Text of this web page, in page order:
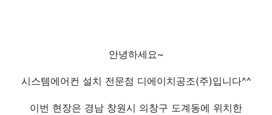
안녕하세요~
시스템에어컨 설치 전문점 디에이치공조(주)입니다^^
이번 현장은 경남 창원시 의창구 도계동에 위치한